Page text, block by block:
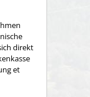
direkt
et